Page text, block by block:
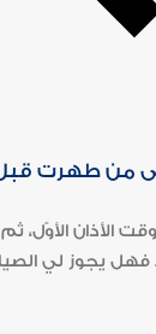
من طهرت قبل
الأذان الأوّل،
فهل يجوز لي